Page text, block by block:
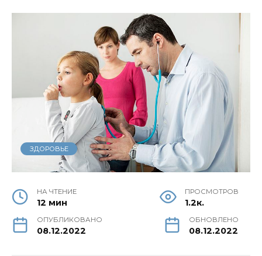
ЗДОРОВЬЕ
НА ЧТЕНИЕ
12 мин
ПРОСМОТРОВ
1.2к.
ОПУБЛИКОВАНО
08.12.2022
ОБНОВЛЕНО
08.12.2022